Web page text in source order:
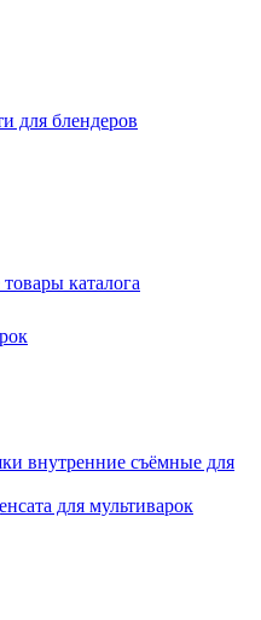
для блендеров
каталога
внутренние съёмные для
для мультиварок